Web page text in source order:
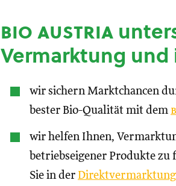
bio austria
Vermarktung
wir sichern Marktchancen
bester Bio-Qualität mit dem
wir helfen Ihnen,
betriebseigener Produkte
Sie in der Direktvermarktung